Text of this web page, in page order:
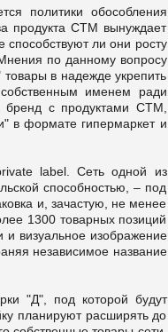
политики обособления
продукта СТМ вынуждает
ли они росту
по данному вопросу
в надежде укрепить
именем ради
бренд с продуктами СТМ,
в формате гипермаркет и
label. Сеть одной из
способностью, – под
и, зачастую, не менее
1300 товарных позиций
и визуальное изображение
независимое название
"Д", под которой будут
планируют расширять до